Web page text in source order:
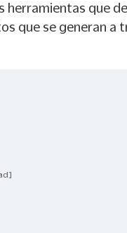
herramientas que
que se generan a